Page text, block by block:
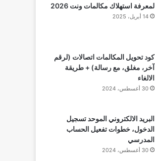
لمعرفة استهلاك مكالمات ونت 2026
14 أبريل، 2025
كود تحويل المكالمات اتصالات (لرقم
آخر، مغلق، مع رسالة) + طريقة
الالغاء
30 أغسطس، 2024
البريد الالكتروني الموحد تسجيل
الدخول، خطوات تفعيل الحساب
المدرسي
30 أغسطس، 2024